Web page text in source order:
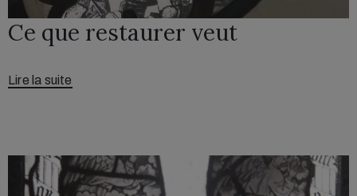
Ce que restaurer veut
Lire la suite